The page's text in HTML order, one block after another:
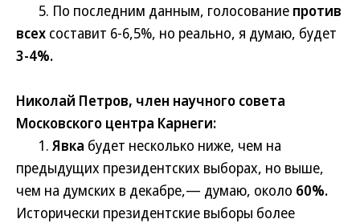
5. По последним данным, голосование против
всех составит 6-6,5%, но реально, я думаю, будет
3-4%.
Николай Петров, член научного совета
Московского центра Карнеги:
1. Явка будет несколько ниже, чем на
предыдущих президентских выборах, но выше,
чем на думских в декабре,— думаю, около 60%.
Исторически президентские выборы более